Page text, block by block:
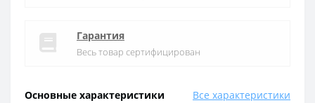
Основные характеристики Все характеристики
Гарантия
Весь товар сертифицирован